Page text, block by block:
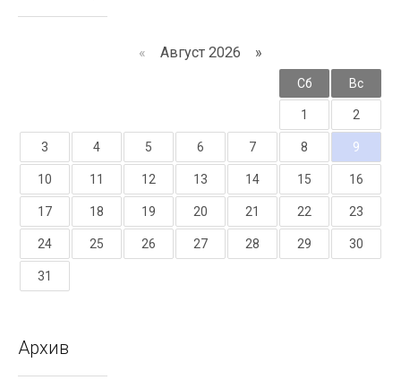
« Август 2026 »
Сб Вс
1 2
3 4 5 6 7 8 9
10 11 12 13 14 15 16
17 18 19 20 21 22 23
24 25 26 27 28 29 30
31
Архив